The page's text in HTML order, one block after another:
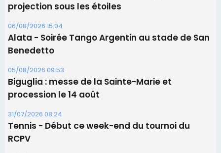
projection sous les étoiles
06/08/2026 15:04
Alata - Soirée Tango Argentin au stade de San
Benedetto
05/08/2026 09:53
Biguglia : messe de la Sainte-Marie et
procession le 14 août
31/07/2026 08:24
Tennis - Début ce week-end du tournoi du
RCPV